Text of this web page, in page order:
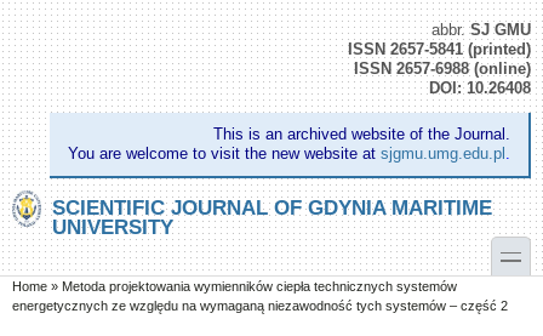
Skip to main content
Skip to search
abbr.SJ GMU
ISSN 2657-5841 (printed)
ISSN 2657-6988 (online)
DOI: 10.26408
This is an archived website of the Journal.
You are welcome to visit the new website at sjgmu.umg.edu.pl
SCIENTIFIC JOURNAL OF GDYNIA MARITIME
UNIVERSITY
toggle
You are here
Home » Metoda projektowania wymienników ciepła technicznych systemów
energetycznych ze względu na wymaganą niezawodność tych systemów – część 2